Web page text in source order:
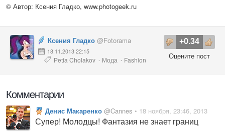
© Автор: Ксения Гладко, www.photogeek.ru
+0.34
Оцените пост
Ксения Гладко @Fotorama
18.11.2013 22:15
Petia Cholakov · Мода · Fashion
Комментарии
Денис Макаренко @Cannes • 18 ноября, 23:46, 2013
Супер! Молодцы! Фантазия не знает границ